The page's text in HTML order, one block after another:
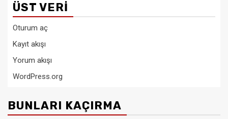
ÜST VERI
Oturum aç
Kayıt akışı
Yorum akışı
WordPress.org
BUNLARI KAÇIRMA